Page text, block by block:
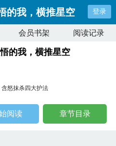
的我，横推星空 登录
会员书架 阅读记录
的我，横推星空
含怒抹杀四大护法
阅读 章节目录